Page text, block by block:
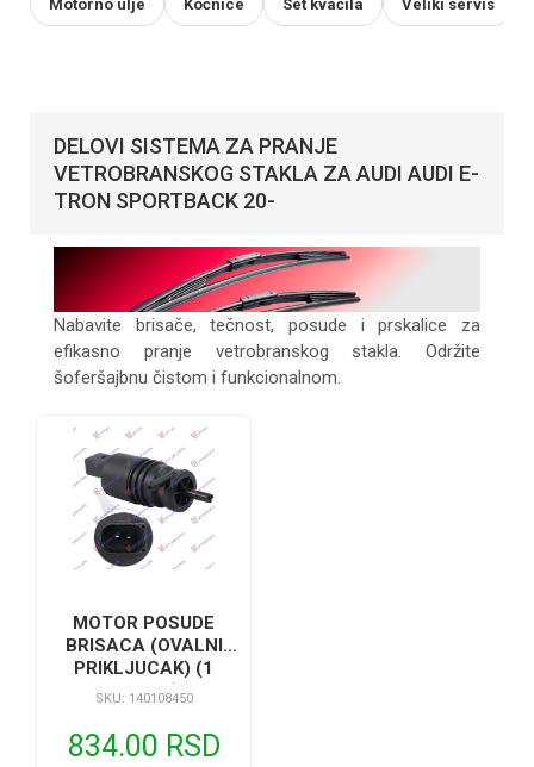
Motorno ulje Kočnice Set kvačila Veliki servis
DELOVI SISTEMA ZA PRANJE
VETROBRANSKOG STAKLA ZA AUDI AUDI E-
TRON SPORTBACK 20-
Nabavite brisače, tečnost, posude i prskalice za
efikasno pranje vetrobranskog stakla. Održite
šoferšajbnu čistom i funkcionalnom.
MOTOR POSUDE
BRISACA (OVALNI
PRIKLJUCAK) (1
PUMPA)
SKU: 140108450
834.00 RSD